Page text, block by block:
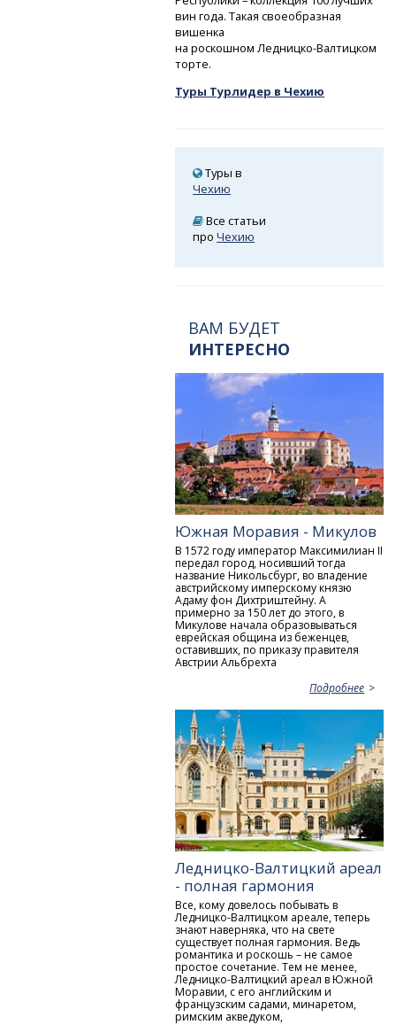
вин года. Такая своеобразная
вишенка
на роскошном Ледницко-Валтицком
торте.
Туры Турлидер в Чехию
Туры в
Чехию
Все статьи
проЧехию
ВАМ БУДЕТ
ИНТЕРЕСНО
Южная Моравия - Микулов
В 1572 году император Максимилиан II
передал город, носивший тогда
название Никольсбург, во владение
австрийскому имперскому князю
Адаму фон Дихтриштейну. А
примерно за 150 лет до этого, в
Микулове начала образовываться
еврейская община из беженцев,
оставивших, по приказу правителя
Австрии Альбрехта
Подробнее
Ледницко-Валтицкий ареал
- полная гармония
Все, кому довелось побывать в
Ледницко-Валтицком ареале, теперь
знают наверняка, что на свете
существует полная гармония. Ведь
романтика и роскошь – не самое
простое сочетание. Тем не менее,
Ледницко-Валтицкий ареал в Южной
Моравии, с его английским и
французским садами, минаретом,
римским акведуком,